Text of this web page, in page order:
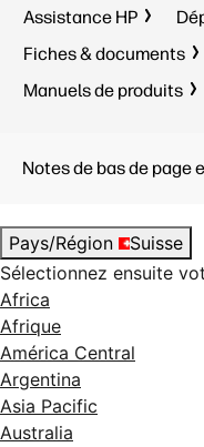
Assistance HP
Fiches & documents
Manuels de produits
Notes de bas de
Pays/Région
Suisse
Sélectionnez ensuite
Africa
Afrique
América Central
Argentina
Asia Pacific
Australia